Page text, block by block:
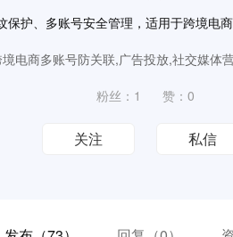
保护、多账号安全管理，适用于跨境电
电商多账号防关联,广告投放,社交媒体
粉丝：1 赞：0
关注 私信